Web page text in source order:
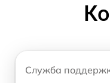
Служба